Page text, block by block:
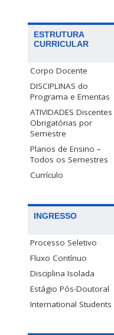
ESTRUTURA
CURRICULAR
Corpo Docente
DISCIPLINAS do
Programa e Ementas
ATIVIDADES Discentes
Obrigatórias por
Semestre
Planos de Ensino –
Todos os Semestres
Currículo
INGRESSO
Processo Seletivo
Fluxo Contínuo
Disciplina Isolada
Estágio Pós-Doutoral
International Students